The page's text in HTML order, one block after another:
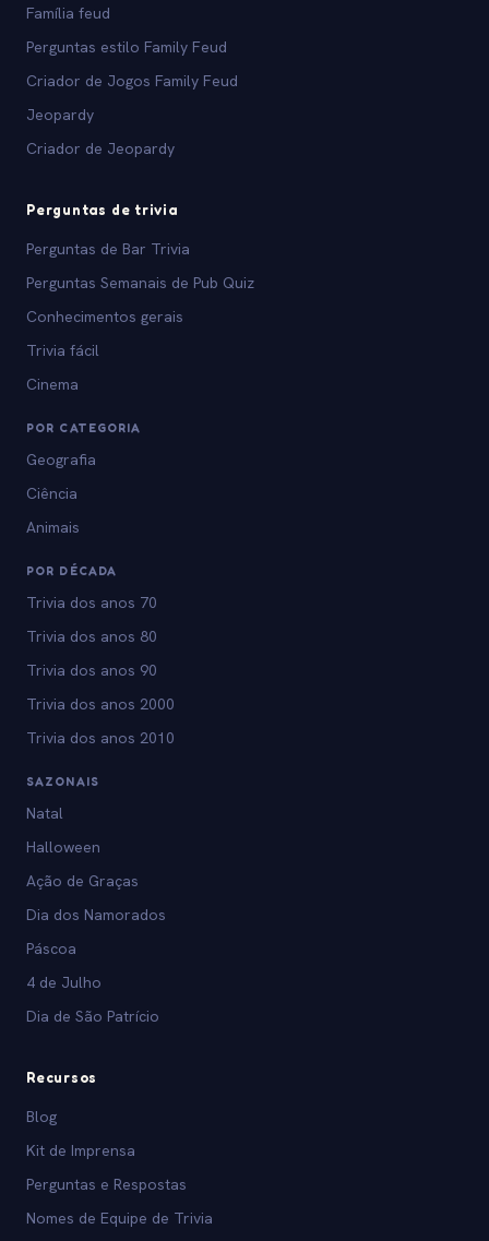
Família feud
Perguntas estilo Family Feud
Criador de Jogos Family Feud
Jeopardy
Criador de Jeopardy
Perguntas de trivia
Perguntas de Bar Trivia
Perguntas Semanais de Pub Quiz
Conhecimentos gerais
Trivia fácil
Cinema
POR CATEGORIA
Geografia
Ciência
Animais
POR DÉCADA
Trivia dos anos 70
Trivia dos anos 80
Trivia dos anos 90
Trivia dos anos 2000
Trivia dos anos 2010
SAZONAIS
Natal
Halloween
Ação de Graças
Dia dos Namorados
Páscoa
4 de Julho
Dia de São Patrício
Recursos
Blog
Kit de Imprensa
Perguntas e Respostas
Nomes de Equipe de Trivia